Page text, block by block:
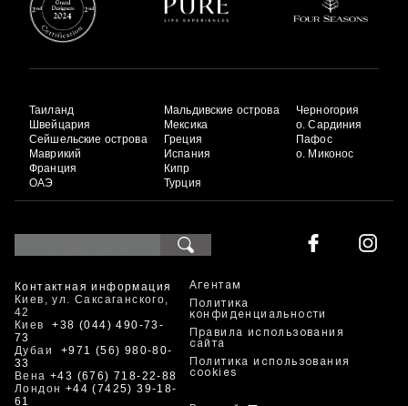
Таиланд
Швейцария
Сейшельские острова
Маврикий
Франция
ОАЭ
Мальдивские острова
Мексика
Греция
Испания
Кипр
Турция
Черногория
о. Сардиния
Пафос
о. Миконос
Контактная информация
Киев, ул. Саксаганского,
42
Киев+38 (044) 490-73-
73
Дубаи +971 (56) 980-80-
33
Вена +43 (676) 718-22-88
Лондон +44 (7425) 39-18-
61
Агентам
Политика
конфиденциальности
Правила использования
сайта
Политика использования
cookies